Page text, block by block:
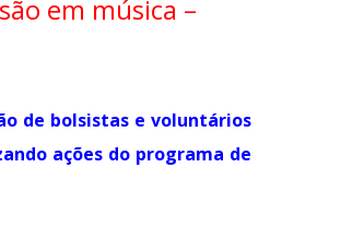
em música –
de bolsistas e voluntários
ações do programa de